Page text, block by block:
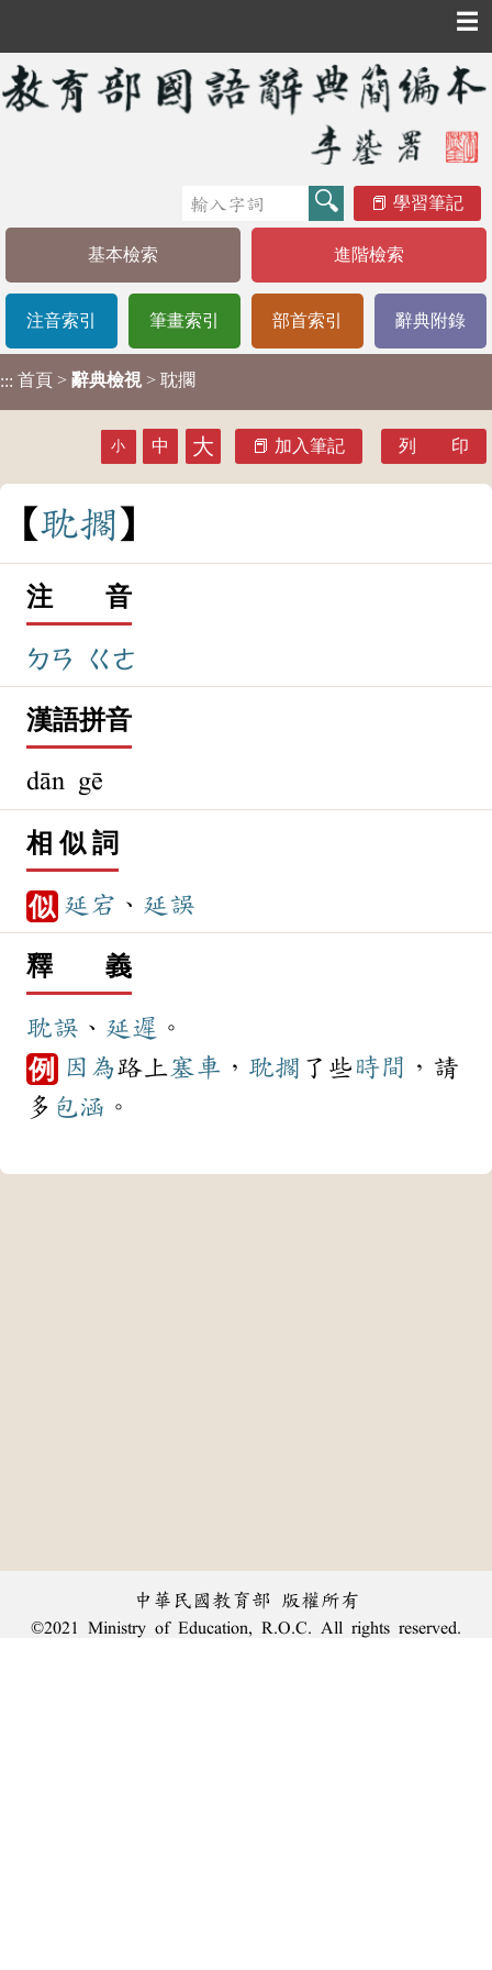
☰
學習筆記
基本檢索 進階檢索
注音索引 筆畫索引 部首索引 辭典附錄
::: 首頁 > 辭典檢視 > 耽擱
小 中 大 加入筆記 列 印
耽擱
注 音
ㄉㄢ ㄍㄜ
漢語拼音
dān gē
相 似 詞
似 延宕 、 延誤
釋 義
耽誤 、 延遲 。
例 因為路上 塞車 ， 耽擱 了些 時間 ，請
多 包涵 。
中華民國教育部 版權所有
©2021 Ministry of Education, R.O.C. All rights reserved.